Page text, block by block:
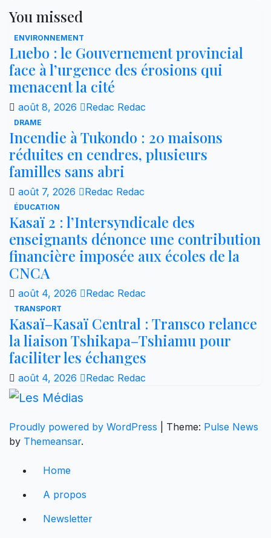
You missed
ENVIRONNEMENT
Luebo : le Gouvernement provincial
face à l’urgence des érosions qui
menacent la cité
août 8, 2026 Redac Redac
DRAME
Incendie à Tukondo : 20 maisons
réduites en cendres, plusieurs
familles sans abri
août 7, 2026 Redac Redac
ÉDUCATION
Kasaï 2 : l’Intersyndicale des
enseignants dénonce une contribution
financière imposée aux écoles de la
CNCA
août 4, 2026 Redac Redac
TRANSPORT
Kasaï–Kasaï Central : Transco relance
la liaison Tshikapa–Tshiamu pour
faciliter les échanges
août 4, 2026 Redac Redac
Proudly powered by WordPress Theme: Pulse News
by Themeansar.
Home
A propos
Newsletter